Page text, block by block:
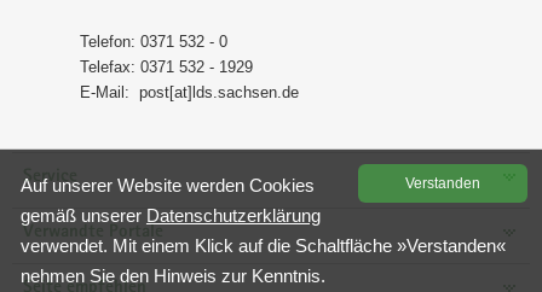
Te­le­fon: 0371 532 - 0
Te­le­fax: 0371 532 - 1929
E-​Mail: post[at]lds.sach­sen.de
Service
Verwandte Portale
Seite empfehlen
Ver­stan­den
Auf un­se­rer Web­site wer­den Coo­kies
gemäß un­se­rer Da­ten­schutz­er­klä­rung
ver­wen­det. Mit einem Klick auf die Schalt­flä­che »Ver­stan­den«
neh­men Sie den Hin­weis zur Kennt­nis.